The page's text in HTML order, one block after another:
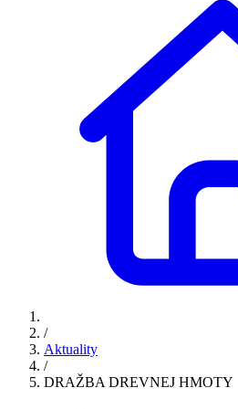
/
Aktuality
/
DRAŽBA DREVNEJ HMOTY